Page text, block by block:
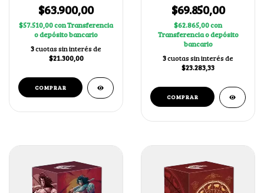
$63.900,00
$57.510,00conTransferencia
o depósito bancario
3cuotas sin interés de
$21.300,00
$69.850,00
$62.865,00con
Transferencia o depósito
bancario
3cuotas sin interés de
$23.283,33